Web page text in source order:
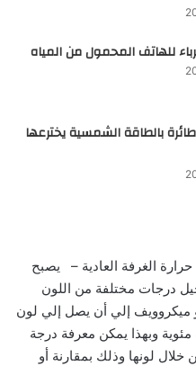
للهاتف المحمول من المياه
بالطاقة الشمسية يخترعها
الغرفة العادية – يصبح
درجات مختلفة من اللون
ميكروويف إلي أن يصل إلي لون
عند حوالي 100 درجه مئوية وبهذا يمكن معرفة درجة
خلال لونها وذلك بمقارنة أو